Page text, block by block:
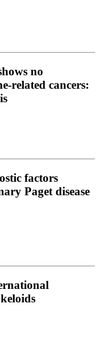
no
related cancers:
factors
Paget disease